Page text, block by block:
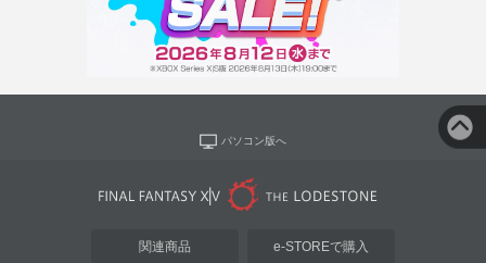
パソコン版へ
関連商品 e-STOREで購入